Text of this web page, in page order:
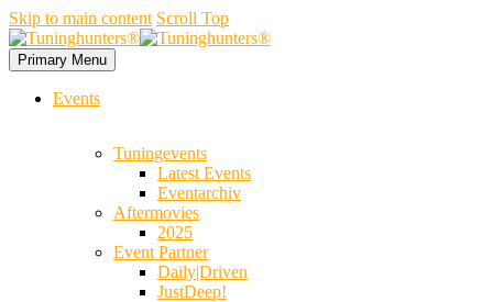
Skip to main content Scroll Top
Primary Menu
Events
Tuningevents
Latest Events
Eventarchiv
Aftermovies
2025
Event Partner
Daily|Driven
JustDeep!